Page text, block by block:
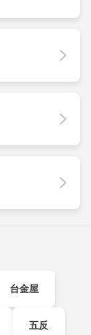
台金屋
五反